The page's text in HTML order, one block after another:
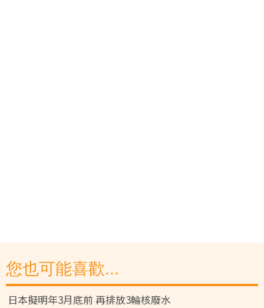
您也可能喜歡...
日本擬明年3月底前 再排放3輪核廢水